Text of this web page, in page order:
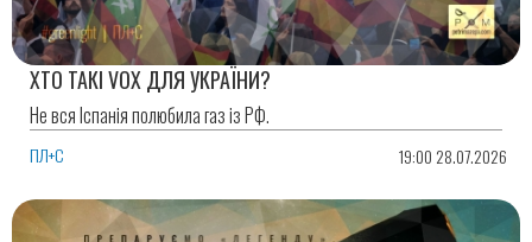
ХТО ТАКІ VOX ДЛЯ УКРАЇНИ?
Не вся Іспанія полюбила газ із РФ.
ПЛ+С 19:00 28.07.2026